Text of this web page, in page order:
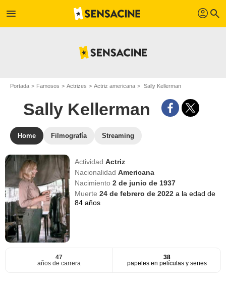
menu profil search
Portada Famosos Actrizes Actriz americana Sally Kellerman
Sally Kellerman
Home Filmografía Streaming
ActividadActriz
NacionalidadAmericana
Nacimiento2 de junio de 1937
Muerte24 de febrero de 2022a la edad de
84 años
47
años de carrera
38
papeles en películas y series